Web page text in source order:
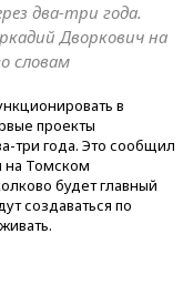
два-три года.
Дворкович на
словам
в
проекты
три года. Это сообщил
на Томском
будет главный
создаваться по